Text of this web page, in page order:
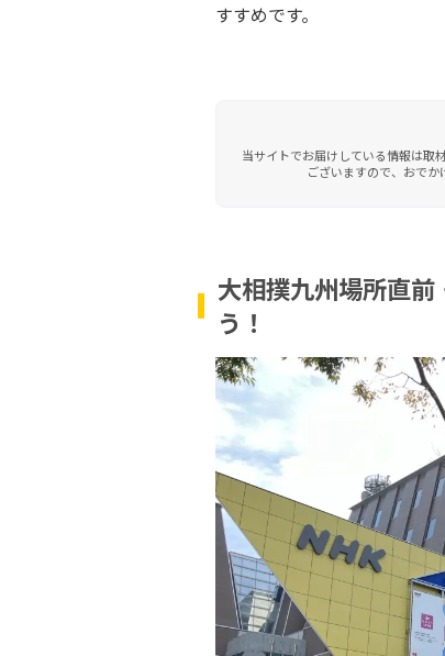
すすめです。
当サイトでお届けしている情報は取
ございますので、おでか
大相撲九州場所直
う！